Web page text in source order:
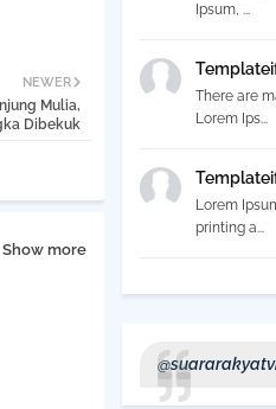
NEWER
Mulia,
Dibekuk
Show more
Ipsum, ...
There are
Lorem Ips...
Lorem
printing a...